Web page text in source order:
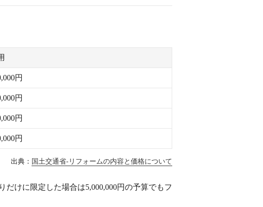
円
円
円
円
出典： 国土交通省-リフォームの内容と価格について
けに限定した場合は5,000,000円の予算でもフ